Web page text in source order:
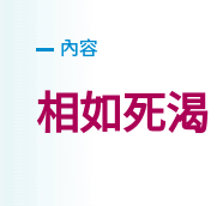
內容
相如死渴